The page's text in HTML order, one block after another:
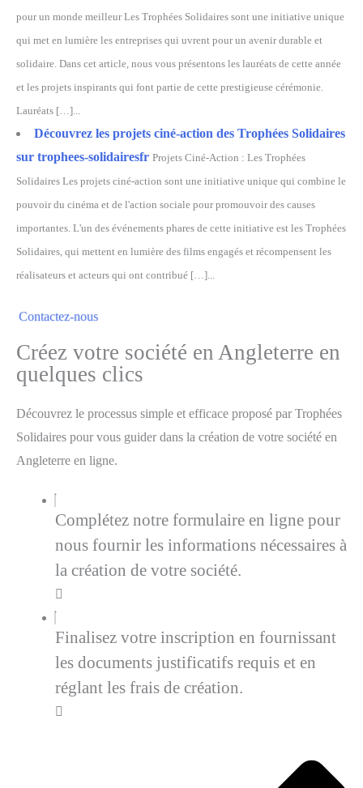
pour un monde meilleur Les Trophées Solidaires sont une initiative unique
qui met en lumière les entreprises qui uvrent pour un avenir durable et
solidaire. Dans cet article, nous vous présentons les lauréats de cette année
et les projets inspirants qui font partie de cette prestigieuse cérémonie.
Lauréats […]...
Découvrez les projets ciné-action des Trophées Solidaires
sur trophees-solidairesfr Projets Ciné-Action : Les Trophées
Solidaires Les projets ciné-action sont une initiative unique qui combine le
pouvoir du cinéma et de l'action sociale pour promouvoir des causes
importantes. L'un des événements phares de cette initiative est les Trophées
Solidaires, qui mettent en lumière des films engagés et récompensent les
réalisateurs et acteurs qui ont contribué […]...
Contactez-nous
Créez votre société en Angleterre en
quelques clics
Découvrez le processus simple et efficace proposé par Trophées
Solidaires pour vous guider dans la création de votre société en
Angleterre en ligne.
Complétez notre formulaire en ligne pour
nous fournir les informations nécessaires à
la création de votre société.
Finalisez votre inscription en fournissant
les documents justificatifs requis et en
réglant les frais de création.